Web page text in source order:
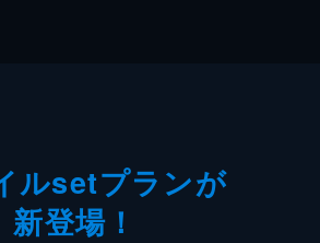
ルsetプランが
新登場！